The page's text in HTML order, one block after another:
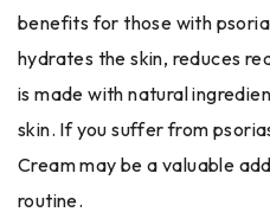
benefits for those with
hydrates the skin, reduces
is made with natural
skin. If you suffer from
Cream may be a valuable
routine.